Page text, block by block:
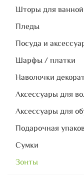
Шторы для
Пледы
Посуда и
Шарфы / платки
Наволочки
Аксессуары для
Аксессуары для
Подарочная
Сумки
Зонты